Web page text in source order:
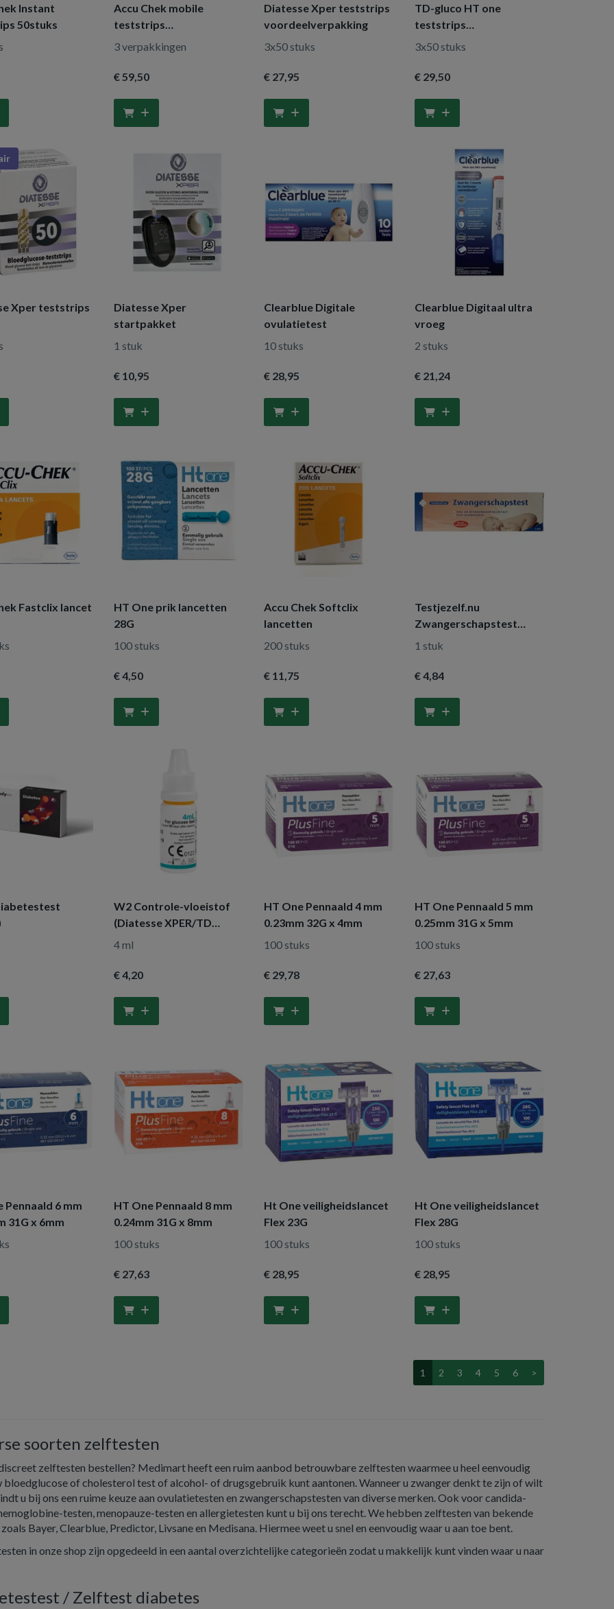
Instant
50stuks
Accu Chek mobile
teststrips
voordeelverpakking
3 verpakkingen
€ 59,50
Diatesse Xper teststrips
voordeelverpakking
3x50 stuks
€ 27 ,95
TD-gluco HT one
teststrips
voordeelverpakking
3x50 stuks
€ 29,50
Xper teststrips
Diatesse Xper
startpakket
1 stuk
€ 10,95
Clearblue Digitale
ovulatietest
10 stuks
€ 28,95
Clearblue Digitaal ultra
vroeg
2 stuks
€ 21,24
Fastclix lancet
HT One prik lancetten
28G
100 stuks
€ 4,50
Accu Chek Softclix
lancetten
200 stuks
€ 11 ,75
Testjezelf.nu
Zwangerschapstest
(midstream)
1 stuk
€ 4,84
W2 Controle-vloeistof
(Diatesse XPER/TD
Gluco)
4 ml
€ 4,20
HT One Pennaald 4 mm
0.23mm 32G x 4mm
100 stuks
€ 29,78
HT One Pennaald 5 mm
0.25mm 31G x 5mm
100 stuks
€ 27,63
Pennaald 6 mm
31G x 6mm
HT One Pennaald 8 mm
0.24mm 31G x 8mm
100 stuks
€ 27,63
Ht One veiligheidslancet
Flex 23G
100 stuks
€ 28,95
Ht One veiligheidslancet
Flex 28G
100 stuks
€ 28,95
1 2 3 4 5 6 >
soorten zelftesten
zelftesten bestellen? Medimart heeft een ruim aanbod betrouwbare zelftesten waarmee u heel eenvoudig
bloedglucose of cholesterol test of alcohol- of drugsgebruik kunt aantonen. Wanneer u zwanger denkt te zijn of wilt
u bij ons een ruime keuze aan ovulatietesten en zwangerschapstesten van diverse merken. Ook voor candida-
testen, menopauze-testen en allergietesten kunt u bij ons terecht. We hebben zelftesten van bekende
Bayer, Clearblue, Predictor, Livsane en Medisana. Hiermee weet u snel en eenvoudig waar u aan toe bent.
in onze shop zijn opgedeeld in een aantal overzichtelijke categorieën zodat u makkelijk kunt vinden waar u naar
/ Zelftest diabetes